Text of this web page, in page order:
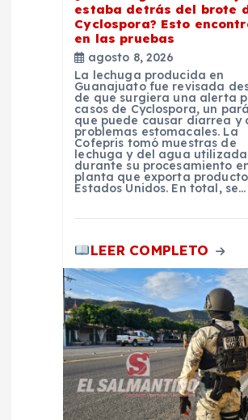
estaba detrás del brote
Cyclospora? Esto
en las pruebas
agosto 8, 2026
La lechuga producida en
Guanajuato fue revisada
de que surgiera una alerta
casos de Cyclospora, un
que puede causar diarrea y
problemas estomacales. La
Cofepris tomó muestras de
lechuga y del agua utilizada
durante su procesamiento
planta que exporta
Estados Unidos. En total, se…
LEER COMPLETO